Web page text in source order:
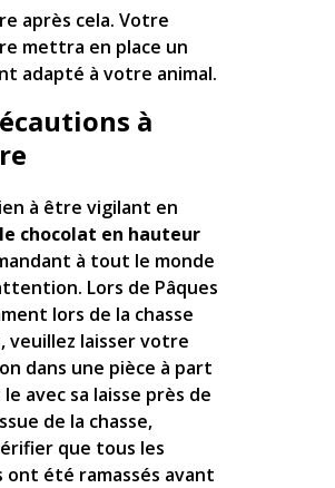
après cela. Votre
mettra en place un
adapté à votre animal.
à
à être vigilant en
le chocolat en hauteur
à tout le monde
Lors de Pâques
lors de la chasse
veuillez laisser votre
dans une pièce à part
avec sa laisse près de
de la chasse,
que tous les
ont été ramassés avant